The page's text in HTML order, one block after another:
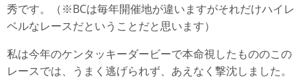
秀です。（※BCは毎年開催地が違いますがそれだけハイレ
ベルなレースだということだと思います）
私は今年のケンタッキーダービーで本命視したもののこの
レースでは、うまく逃げられず、あえなく撃沈しました。